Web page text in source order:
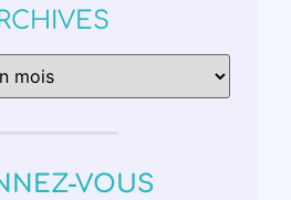
VOUS